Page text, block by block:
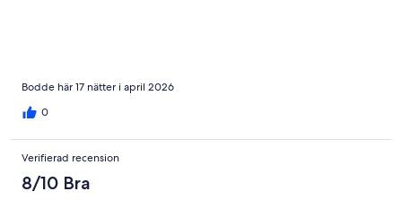
Bodde här 17 nätter i april 2026
0
Verifierad recension
8/10 Bra